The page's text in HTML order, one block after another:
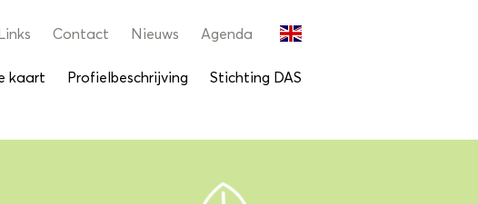
Contact Nieuws Agenda
kaart Profielbeschrijving Stichting DAS